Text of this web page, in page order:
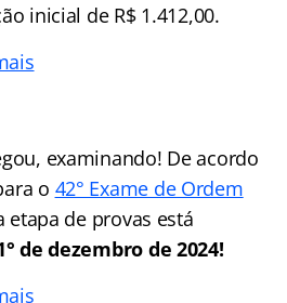
inicial de R$ 1.412,00.
examinando! De acordo
o 42° Exame de Ordem
etapa de provas está
de dezembro de 2024!